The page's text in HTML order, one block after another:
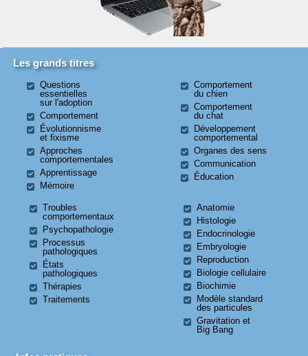
Les grands titres
Questions
essentielles
sur l'adoption
Comportement
Évolutionnisme
et fixisme
Approches
comportementales
Apprentissage
Mémoire
Comportement
du chien
Comportement
du chat
Développement
comportemental
Organes des sens
Communication
Éducation
Troubles
comportementaux
Psychopathologie
Processus
pathologiques
États
pathologiques
Thérapies
Traitements
Anatomie
Histologie
Endocrinologie
Embryologie
Reproduction
Biologie cellulaire
Biochimie
Modèle standard
des particules
Gravitation et
Big Bang